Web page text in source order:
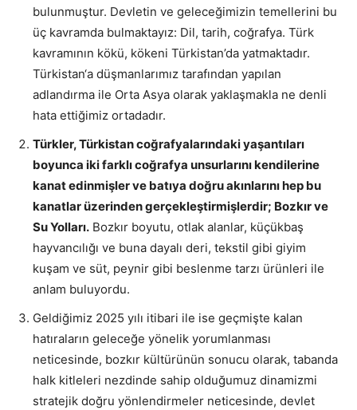
bulunmuştur. Devletin ve geleceğimizin temellerini bu
üç kavramda bulmaktayız: Dil, tarih, coğrafya. Türk
kavramının kökü, kökeni Türkistan’da yatmaktadır.
Türkistan‘a düşmanlarımız tarafından yapılan
adlandırma ile Orta Asya olarak yaklaşmakla ne denli
hata ettiğimiz ortadadır.
Türkler, Türkistan coğrafyalarındaki yaşantıları
boyunca iki farklı coğrafya unsurlarını kendilerine
kanat edinmişler ve batıya doğru akınlarını hep bu
kanatlar üzerinden gerçekleştirmişlerdir; Bozkır ve
Su Yolları. Bozkır boyutu, otlak alanlar, küçükbaş
hayvancılığı ve buna dayalı deri, tekstil gibi giyim
kuşam ve süt, peynir gibi beslenme tarzı ürünleri ile
anlam buluyordu.
Geldiğimiz 2025 yılı itibari ile ise geçmişte kalan
hatıraların geleceğe yönelik yorumlanması
neticesinde, bozkır kültürünün sonucu olarak, tabanda
halk kitleleri nezdinde sahip olduğumuz dinamizmi
stratejik doğru yönlendirmeler neticesinde, devlet